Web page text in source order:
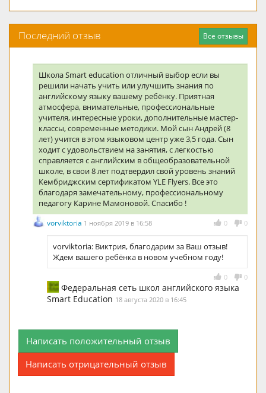
Все отзывы
Последний отзыв
Школа Smart education отличный выбор если вы
решили начать учить или улучшить знания по
английскому языку вашему ребёнку. Приятная
атмосфера, внимательные, профессиональные
учителя, интересные уроки, дополнительные мастер-
классы, современные методики. Мой сын Андрей (8
лет) учится в этом языковом центр уже 3,5 года. Сын
ходит с удовольствием на занятия, с легкостью
справляется с английским в общеобразовательной
школе, в свои 8 лет подтвердил свой уровень знаний
Кембриджским сертификатом YLE Flyers. Все это
благодаря замечательному, профессиональному
педагогу Карине Мамоновой. Спасибо !
0 0
vorviktoria 1 ноября 2019 в 16:58
vorviktoria: Виктрия, благодарим за Ваш отзыв!
Ждем вашего ребёнка в новом учебном году!
0 0
Федеральная сеть школ английского языка
Smart Education 18 августа 2020 в 16:45
Написать положительный отзыв
Написать отрицательный отзыв